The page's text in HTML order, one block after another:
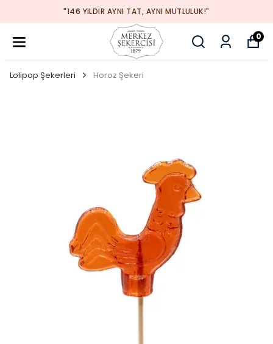
"146 YILDIR AYNI TAT, AYNI MUTLULUK!"
0
Lolipop Şekerleri Horoz Şekeri